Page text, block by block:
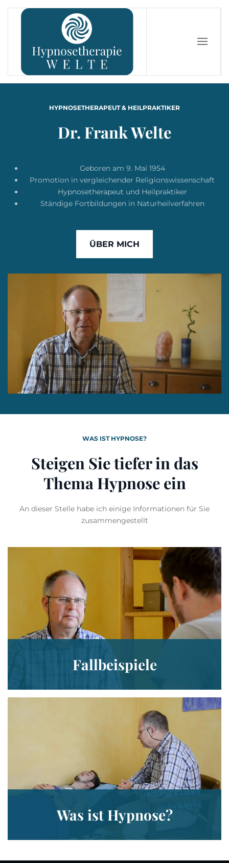
Zum Hauptinhalt springen
HYPNOSETHERAPEUT & HEILPRAKTIKER
Dr. Frank Welte
Geboren am 9. Mai 1954
Promotion in vergleichender Religionswissenschaft
Hypnosetherapeut und Heilpraktiker
Ständige Fortbildungen in Naturheilverfahren
ÜBER MICH
WAS IST HYPNOSE?
Steigen Sie tieferin das
Thema Hypnose ein
An dieser Stelle habe ich einige Informationen für Sie
zusammengestellt
Fallbeispiele
Was ist Hypnose?